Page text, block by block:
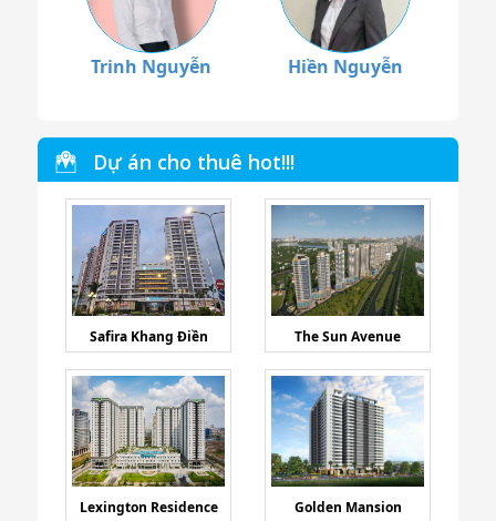
Trinh Nguyễn Hiền Nguyễn
Dự án cho thuê hot!!!
Safira Khang Điền The Sun Avenue
Lexington Residence Golden Mansion